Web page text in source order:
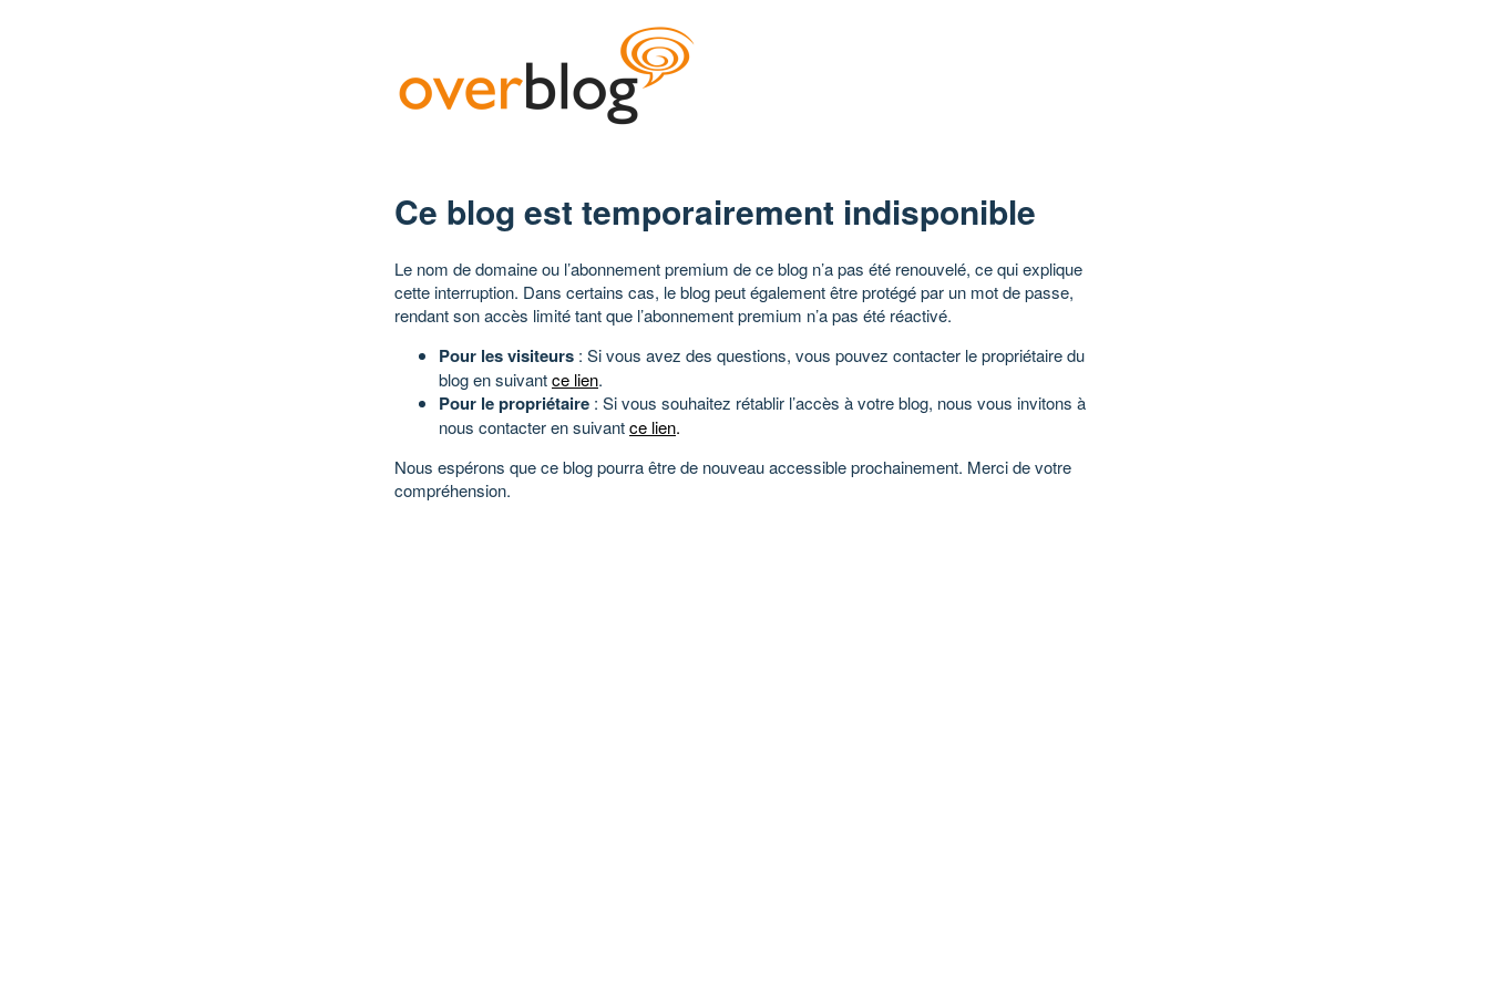
Ce blog est temporairement indisponible
Le nom de domaine ou l’abonnement premium de ce blog n’a pas été renouvelé, ce qui explique
cette interruption. Dans certains cas, le blog peut également être protégé par un mot de passe,
rendant son accès limité tant que l’abonnement premium n’a pas été réactivé.
Pour les visiteurs : Si vous avez des questions, vous pouvez contacter le propriétaire du
blog en suivantce lien.
Pour le propriétaire : Si vous souhaitez rétablir l’accès à votre blog, nous vous invitons à
nous contacter en suivantce lien.
Nous espérons que ce blog pourra être de nouveau accessible prochainement. Merci de votre
compréhension.